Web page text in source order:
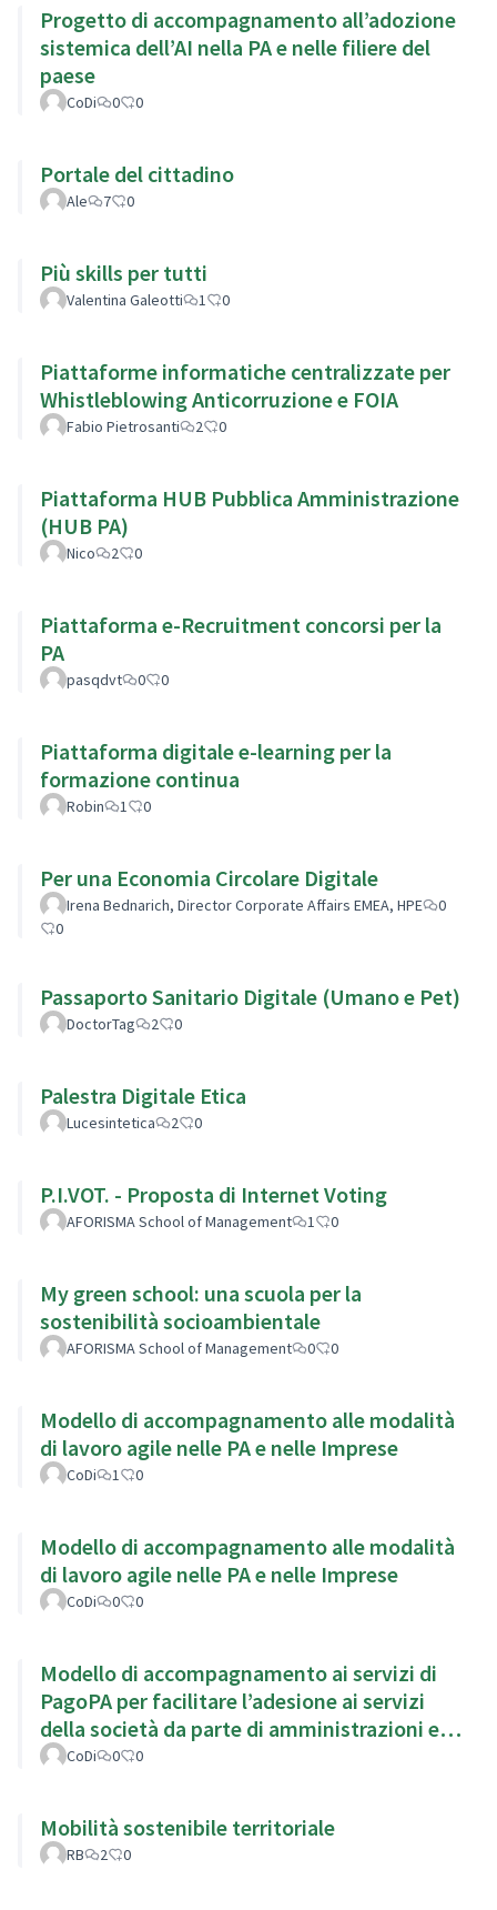
Progetto di accompagnamento all’adozione
sistemica dell’AI nella PA e nelle filiere del
paese
CoDi 0 0
Portale del cittadino
Ale 7 0
Più skills per tutti
Valentina Galeotti 1 0
Piattaforme informatiche centralizzate per
Whistleblowing Anticorruzione e FOIA
Fabio Pietrosanti 2 0
Piattaforma HUB Pubblica Amministrazione
(HUB PA)
Nico 2 0
Piattaforma e-Recruitment concorsi per la
PA
pasqdvt 0 0
Piattaforma digitale e-learning per la
formazione continua
Robin 1 0
Per una Economia Circolare Digitale
Irena Bednarich, Director Corporate Affairs EMEA, HPE
0
0
Passaporto Sanitario Digitale (Umano e Pet)
DoctorTag 2 0
Palestra Digitale Etica
Lucesintetica 2 0
P.I.VOT. - Proposta di Internet Voting
AFORISMA School of Management 1 0
My green school: una scuola per la
sostenibilità socioambientale
AFORISMA School of Management 0 0
Modello di accompagnamento alle modalità
di lavoro agile nelle PA e nelle Imprese
CoDi 1 0
Modello di accompagnamento alle modalità
di lavoro agile nelle PA e nelle Imprese
CoDi 0 0
Modello di accompagnamento ai servizi di
PagoPA per facilitare l’adesione ai servizi
della società da parte di amministrazioni ed
enti locali
CoDi 0 0
Mobilità sostenibile territoriale
RB 2 0